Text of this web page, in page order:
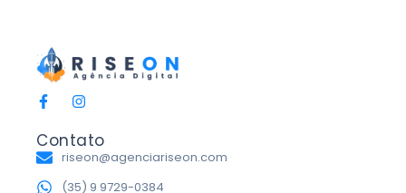
Contato
riseon@agenciariseon.com
(35) 9 9729-0384